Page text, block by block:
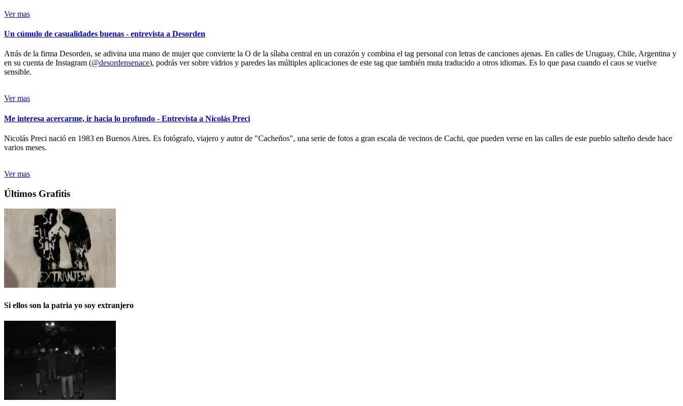
Ver mas
Un cúmulo de casualidades buenas - entrevista a Desorden
Atrás de la firma Desorden, se adivina una mano de mujer que convierte la O de la sílaba central en un corazón y combina el tag personal con letras de canciones ajenas. En calles de Uruguay, Chile, Argentina y
en su cuenta de Instagram (@desordensenace), podrás ver sobre vidrios y paredes las múltiples aplicaciones de este tag que también muta traducido a otros idiomas. Es lo que pasa cuando el caos se vuelve
sensible.
Ver mas
Me interesa acercarme, ir hacia lo profundo - Entrevista a Nicolás Preci
Nicolás Preci nació en 1983 en Buenos Aires. Es fotógrafo, viajero y autor de "Cacheños", una serie de fotos a gran escala de vecinos de Cachi, que pueden verse en las calles de este pueblo salteño desde hace
varios meses.
Ver mas
Últimos Grafitis
Si ellos son la patria yo soy extranjero